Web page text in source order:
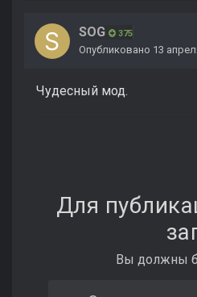
SOG 375
Опубликовано 13
Чудесный мод.
Для
Вы должны